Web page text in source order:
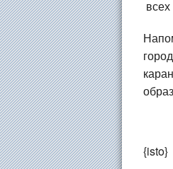
{isto}